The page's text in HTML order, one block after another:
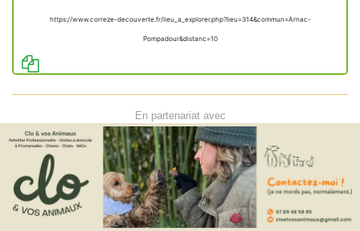
https://www.correze-decouverte.fr/lieu_a_explorer.php?lieu=314&commun=Arnac-
Pompadour&distanc=10
En partenariat avec